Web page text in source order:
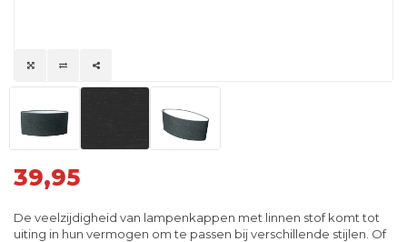
39,95
De veelzijdigheid van lampenkappen met linnen stof komt tot
uiting in hun vermogen om te passen bij verschillende stijlen. Of